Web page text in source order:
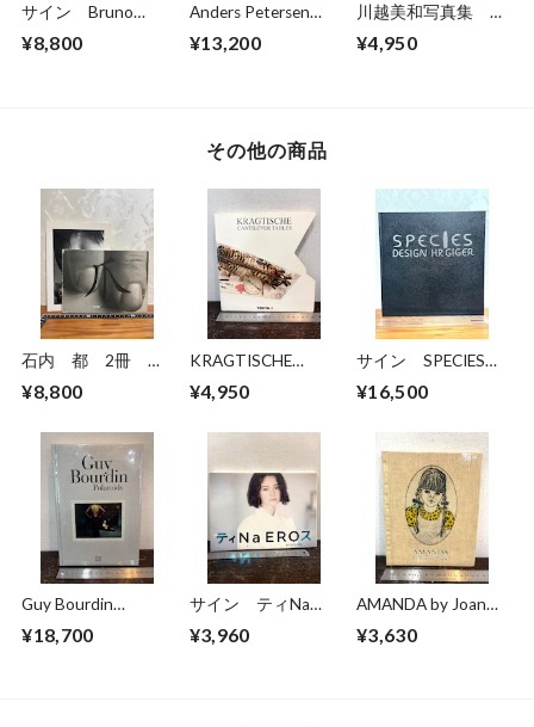
サイン Bruno
1989-2014
¥8,800
Anders Petersen
Photographs 1966-
¥13,200
川越美和写真集 夢
¥4,950
その他の商品
石内 都 2冊
Hiromi 1955
¥8,800
KRAGTISCHE
¥4,950
サイン SPECIES
¥16,500
Guy Bourdin
¥18,700
サイン ティNa
玉城ティナ 篠山紀
¥3,960
AMANDA by Joanne
¥3,630